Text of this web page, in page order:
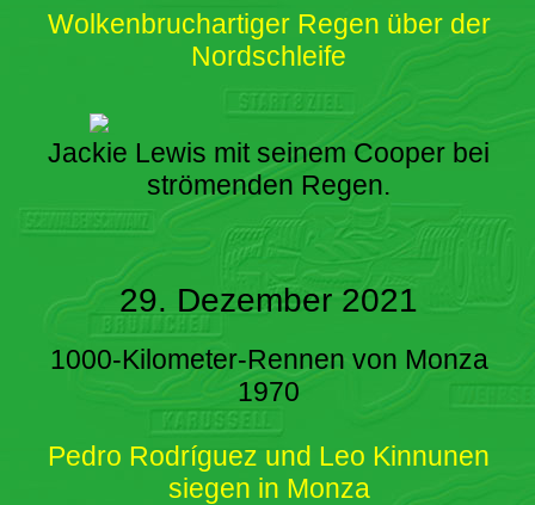
Wolkenbruchartiger Regen über der
Nordschleife
Jackie Lewis mit seinem Cooper bei
strömenden Regen.
29. Dezember 2021
1000-Kilometer-Rennen von Monza
1970
Pedro Rodríguez und Leo Kinnunen
siegen in Monza